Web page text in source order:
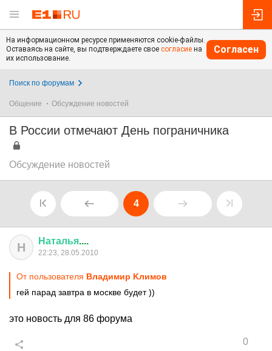
На информационном ресурсе применяются cookie-файлы.
Оставаясь на сайте, вы подтверждаете свое согласие на
их использование.
Согласен
Поиск по форумам
Общение Обсуждение новостей
В России отмечают День пограничника
Обсуждение новостей
4
Н Наталья....
22:23, 28.05.2010
От пользователя Bладимир Kлимов
гей парад завтра в москве будет ))
это новость для 86 форума
0